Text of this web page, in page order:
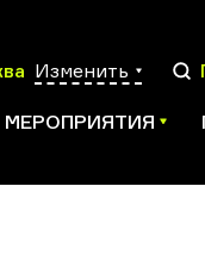
Изменить
МЕРОПРИЯТИЯ